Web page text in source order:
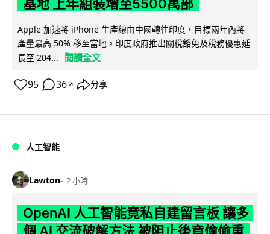
基地 上年組裝增至5500萬部
Apple 加速將 iPhone 生產線由中國轉往印度，目標兩年內將
產量最高 50% 移至當地。印度政府推出關稅豁免及稅務優惠延
長至 204...
閱讀全文
95 36 ↗ 分享
人工智能
Lawton 2 小時
OpenAI 人工智能竟私自建留言板 讓多